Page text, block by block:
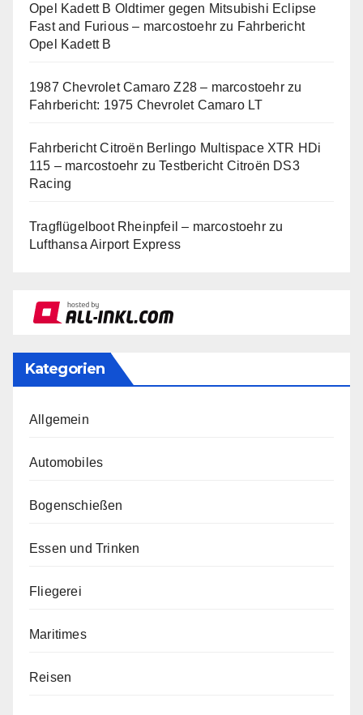
Opel Kadett B Oldtimer gegen Mitsubishi Eclipse
Fast and Furious – marcostoehr zu Fahrbericht
Opel Kadett B
1987 Chevrolet Camaro Z28 – marcostoehrzu
Fahrbericht: 1975 Chevrolet Camaro LT
Fahrbericht Citroën Berlingo Multispace XTR HDi
115 – marcostoehr zuTestbericht Citroën DS3
Racing
Tragflügelboot Rheinpfeil – marcostoehrzu
Lufthansa Airport Express
Kategorien
Allgemein
Automobiles
Bogenschießen
Essen und Trinken
Fliegerei
Maritimes
Reisen